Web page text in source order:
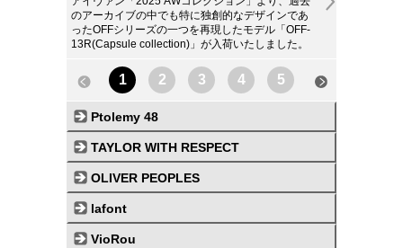
のアーカイブの中でも特に独創的なデザインであ
ったOFFシリーズの一つを再現したモデル「OFF-
13R(Capsule collection)」が入荷いたしました。
1 2 3 4 5
Ptolemy 48
TAYLOR WITH RESPECT
OLIVER PEOPLES
lafont
VioRou